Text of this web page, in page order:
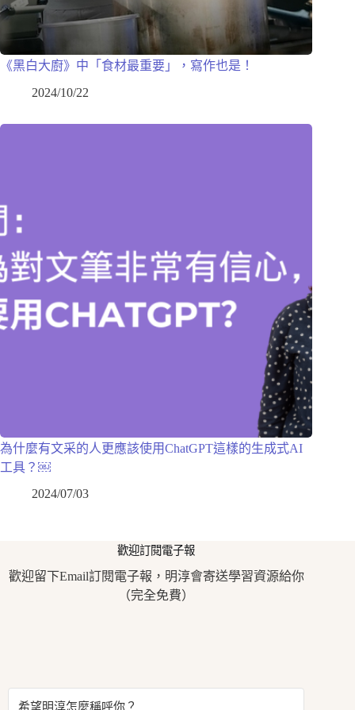
《黑白大廚》中「食材最重要」，寫作也是！
2024/10/22
為什麼有文采的人更應該使用ChatGPT這樣的生成式AI
工具？￼
2024/07/03
歡迎訂閱電子報
歡迎留下Email訂閱電子報，明淳會寄送學習資源給你
（完全免費）